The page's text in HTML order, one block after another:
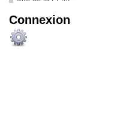
Connexion